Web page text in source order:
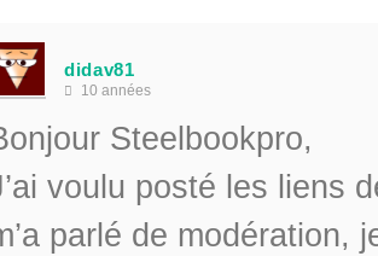
didav81
10 années
Steelbookpro,
voulu posté les liens
parlé de modération,